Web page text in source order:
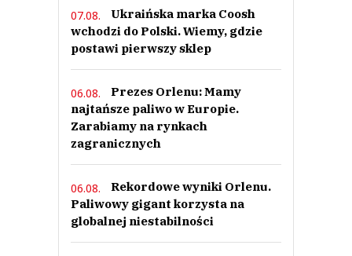
Nie znaleziono komentarzy
Zostaw swoje komentarze
Imię (Wymagane)
Anuluj
Prześlij komentarz
07.08.
Ukraińska marka Coosh
wchodzi do Polski. Wiemy, gdzie
postawi pierwszy sklep
06.08.
Prezes Orlenu: Mamy
najtańsze paliwo w Europie.
Zarabiamy na rynkach
zagranicznych
06.08.
Rekordowe wyniki Orlenu.
Paliwowy gigant korzysta na
globalnej niestabilności